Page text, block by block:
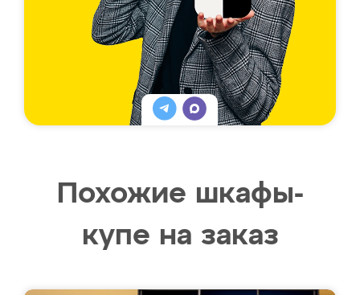
Похожие шкафы-
купе на заказ